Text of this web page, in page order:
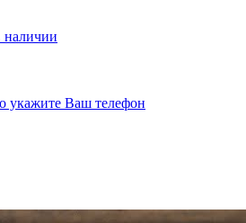
наличии
укажите Ваш телефон